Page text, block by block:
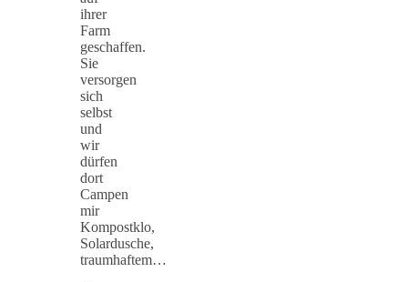
ihrer
Farm
geschaffen.
Sie
versorgen
sich
selbst
und
wir
dürfen
dort
Campen
mir
Kompostklo,
Solardusche,
traumhaftem…